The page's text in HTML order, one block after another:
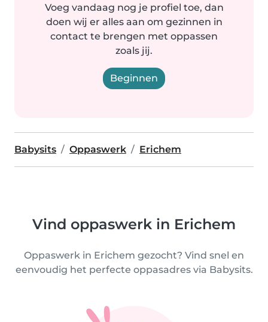
Voeg vandaag nog je profiel toe, dan
doen wij er alles aan om gezinnen in
contact te brengen met oppassen
zoals jij.
Beginnen
Babysits Oppaswerk Erichem
Vind oppaswerk in Erichem
Oppaswerk in Erichem gezocht? Vind snel en
eenvoudig het perfecte oppasadres via Babysits.